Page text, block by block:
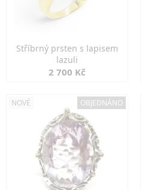
Stříbrný prsten s lapisem
lazuli
2 700 Kč
NOVÉ OBJEDNÁNO